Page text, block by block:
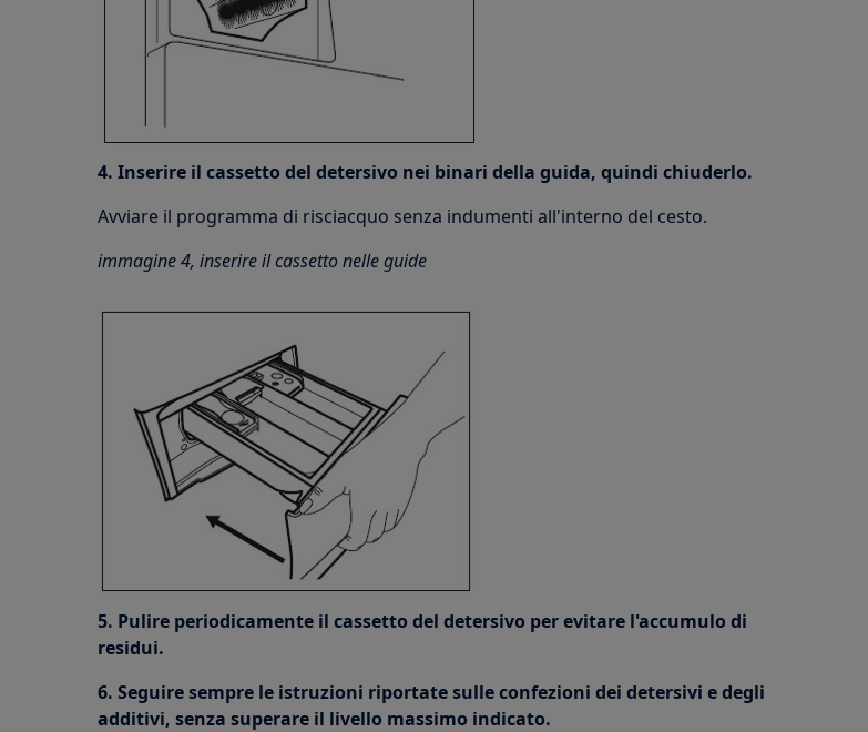
4. Inserire il cassetto del detersivo nei binari della guida, quindi chiuderlo.
Avviare il programma di risciacquo senza indumenti all'interno del cesto.
immagine 4, inserire il cassetto nelle guide
5. Pulire periodicamente il cassetto del detersivo per evitare l'accumulo di
residui.
6. Seguire sempre le istruzioni riportate sulle confezioni dei detersivi e degli
additivi, senza superare il livello massimo indicato.